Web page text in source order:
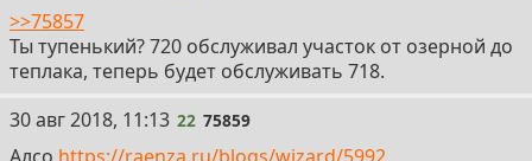
>>75857
Ты тупенький? 720 обслуживал участок от озерной до
теплака, теперь будет обслуживать 718.
22
30 авг 2018, 11:13 22 75859